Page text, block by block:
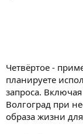
Четвёртое -
планируете
запроса.
Волгоград при
образа жизни